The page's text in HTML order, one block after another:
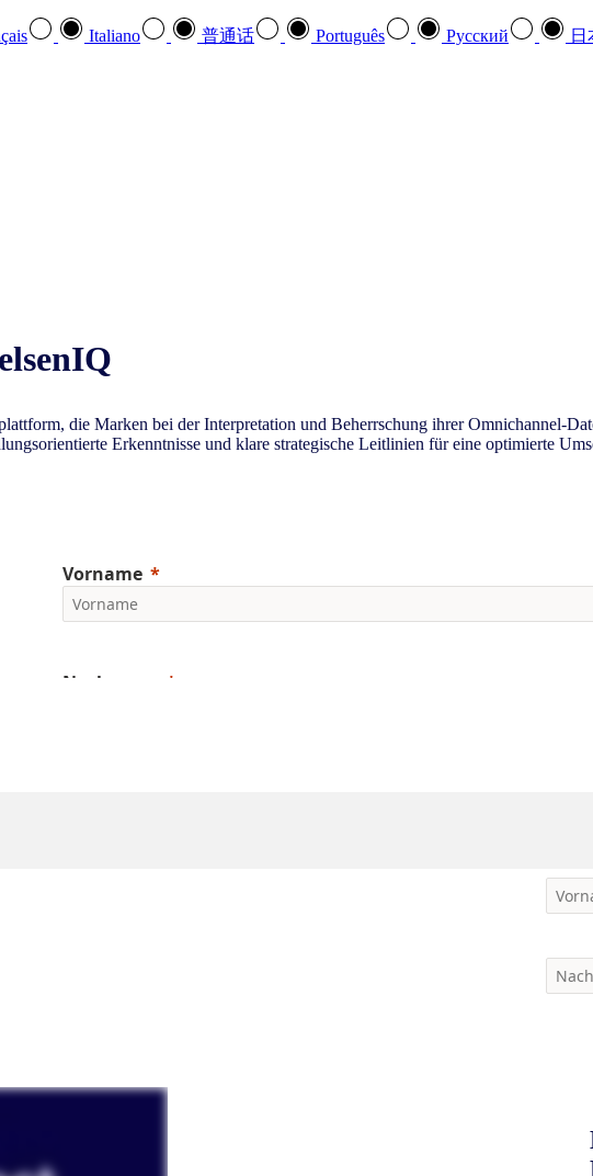
Italiano 普通话 Português Pусский 日
die Marken bei der Interpretation und Beherrschung ihrer Omnichannel-
Erkenntnisse und klare strategische Leitlinien für eine optimierte